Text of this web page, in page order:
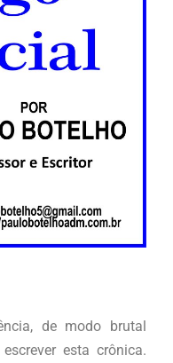
de modo brutal
esta crônica.